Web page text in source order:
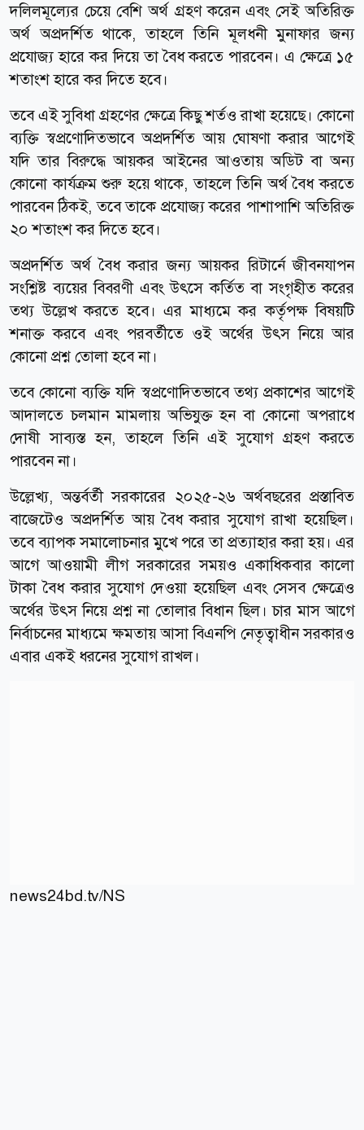
দলিলমূল্যের চেয়ে বেশি অর্থ গ্রহণ করেন এবং সেই অতিরিক্ত
অর্থ অপ্রদর্শিত থাকে, তাহলে তিনি মূলধনী মুনাফার জন্য
প্রযোজ্য হারে কর দিয়ে তা বৈধ করতে পারবেন। এ ক্ষেত্রে ১৫
শতাংশ হারে কর দিতে হবে।
তবে এই সুবিধা গ্রহণের ক্ষেত্রে কিছু শর্তও রাখা হয়েছে। কোনো
ব্যক্তি স্বপ্রণোদিতভাবে অপ্রদর্শিত আয় ঘোষণা করার আগেই
যদি তার বিরুদ্ধে আয়কর আইনের আওতায় অডিট বা অন্য
কোনো কার্যক্রম শুরু হয়ে থাকে, তাহলে তিনি অর্থ বৈধ করতে
পারবেন ঠিকই, তবে তাকে প্রযোজ্য করের পাশাপাশি অতিরিক্ত
২০ শতাংশ কর দিতে হবে।
অপ্রদর্শিত অর্থ বৈধ করার জন্য আয়কর রিটার্নে জীবনযাপন
সংশ্লিষ্ট ব্যয়ের বিবরণী এবং উৎসে কর্তিত বা সংগৃহীত করের
তথ্য উল্লেখ করতে হবে। এর মাধ্যমে কর কর্তৃপক্ষ বিষয়টি
শনাক্ত করবে এবং পরবর্তীতে ওই অর্থের উৎস নিয়ে আর
কোনো প্রশ্ন তোলা হবে না।
তবে কোনো ব্যক্তি যদি স্বপ্রণোদিতভাবে তথ্য প্রকাশের আগেই
আদালতে চলমান মামলায় অভিযুক্ত হন বা কোনো অপরাধে
দোষী সাব্যস্ত হন, তাহলে তিনি এই সুযোগ গ্রহণ করতে
পারবেন না।
উল্লেখ্য, অন্তর্বর্তী সরকারের ২০২৫-২৬ অর্থবছরের প্রস্তাবিত
বাজেটেও অপ্রদর্শিত আয় বৈধ করার সুযোগ রাখা হয়েছিল।
তবে ব্যাপক সমালোচনার মুখে পরে তা প্রত্যাহার করা হয়। এর
আগে আওয়ামী লীগ সরকারের সময়ও একাধিকবার কালো
টাকা বৈধ করার সুযোগ দেওয়া হয়েছিল এবং সেসব ক্ষেত্রেও
অর্থের উৎস নিয়ে প্রশ্ন না তোলার বিধান ছিল। চার মাস আগে
নির্বাচনের মাধ্যমে ক্ষমতায় আসা বিএনপি নেতৃত্বাধীন সরকারও
এবার একই ধরনের সুযোগ রাখল।
news24bd.tv/NS